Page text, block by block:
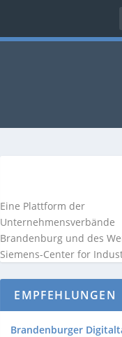
Eine Plattform der
Unternehmensverbände
Brandenburg und des
Siemens-Center for
EMPFEHLUNGEN
Brandenburger